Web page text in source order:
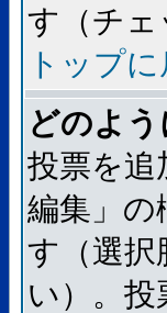
す（チ
トップに
どのよ
投票を追
編集」の
す（選択
い）。